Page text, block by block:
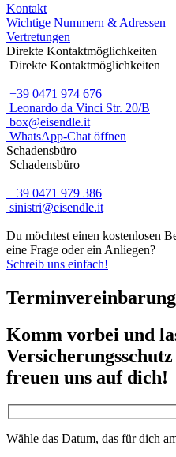
Kontakt
Wichtige Nummern & Adressen
Vertretungen
Direkte Kontaktmöglichkeiten
Direkte Kontaktmöglichkeiten
+39 0471 974 676
Leonardo da Vinci Str. 20/B
box@eisendle.it
WhatsApp-Chat öffnen
Schadensbüro
Schadensbüro
+39 0471 979 386
sinistri@eisendle.it
Du möchtest einen kostenlosen
eine Frage oder ein Anliegen?
Schreib uns einfach!
Komm vorbei und
freuen uns auf dich!
Wähle das Datum, das für dich